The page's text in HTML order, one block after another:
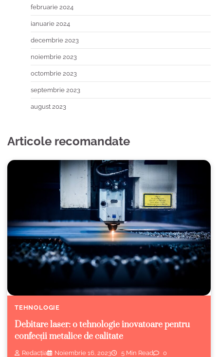
februarie 2024
ianuarie 2024
decembrie 2023
noiembrie 2023
octombrie 2023
septembrie 2023
august 2023
Articole recomandate
TEHNOLOGIE
Debitare laser: o tehnologie inovatoare pentru
confecții metalice de calitate
Redacția Noiembrie 16, 2023 5 Min Read 0